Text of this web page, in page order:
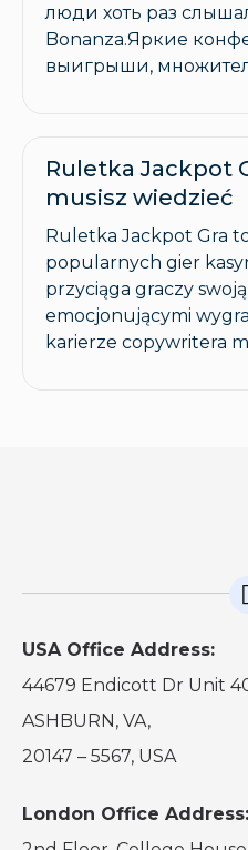
люди хоть раз
Bonanza.Яркие
выигрыши,
Ruletka Jackpot
musisz wiedzieć
Ruletka Jackpot Gra
popularnych gier
przyciąga graczy
emocjonującymi
karierze copywritera
USA Office Address:
44679 Endicott Dr Unit
ASHBURN, VA,
20147 – 5567, USA
London Office Address: